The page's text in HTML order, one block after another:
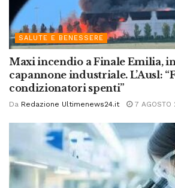
SALUTE E BENESSERE
Maxi incendio a Finale Emilia,
capannone industriale. L’Ausl:
condizionatori spenti”
Da Redazione Ultimenews24.it 7 AGOSTO